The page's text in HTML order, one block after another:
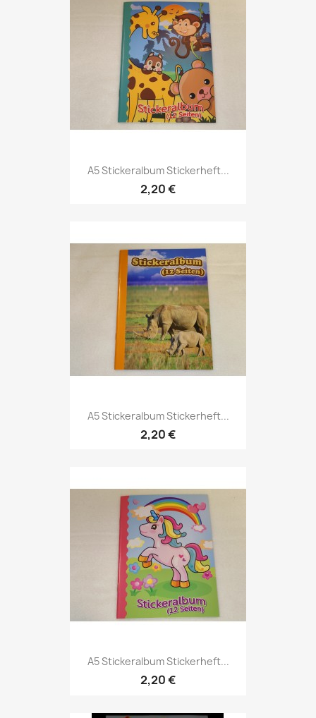
A5 Stickeralbum Stickerheft...
2,20 €
A5 Stickeralbum Stickerheft...
2,20 €
A5 Stickeralbum Stickerheft...
2,20 €